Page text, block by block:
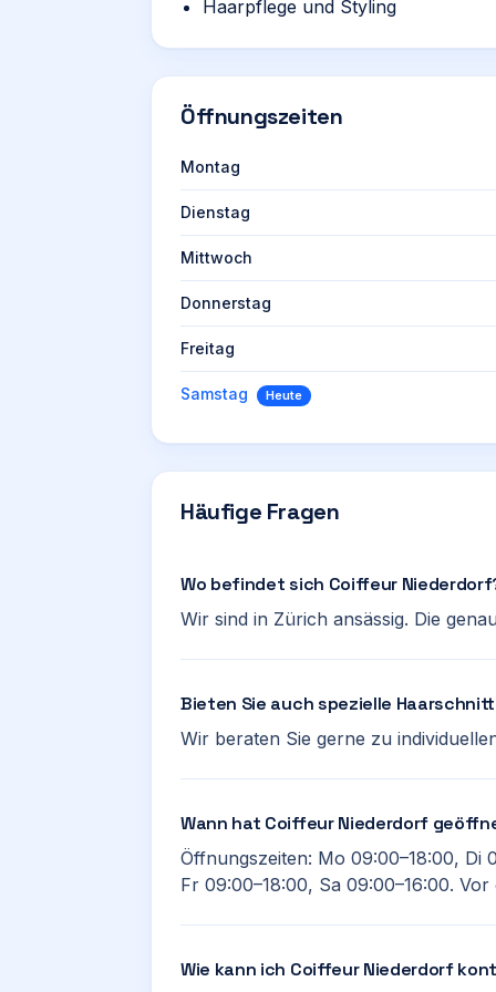
Haarpflege und Styling
Öffnungszeiten
Montag
Dienstag
Mittwoch
Donnerstag
Freitag
Samstag Heute
Häufige Fragen
Wo befindet sich Coiffeur
Wir sind in Zürich ansässig. Die
Bieten Sie auch spezielle
Wir beraten Sie gerne zu
Wann hat Coiffeur Niederdorf
Öffnungszeiten: Mo 09:00–18:00, Di
Fr 09:00–18:00, Sa 09:00–16:00.
Wie kann ich Coiffeur Niederdorf